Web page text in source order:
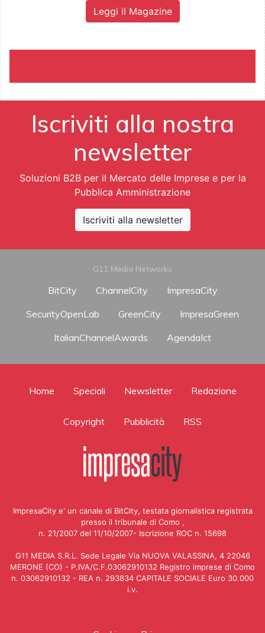
Leggi il Magazine
Iscriviti alla nostra
newsletter
Soluzioni B2B per il Mercato delle Imprese e per la
Pubblica Amministrazione
Iscriviti alla newsletter
G11 Media Networks
BitCity ChannelCity
ImpresaCity
SecurityOpenLab
GreenCity
ImpresaGreen
ItalianChannelAwards
AgendaIct
Home Speciali Newsletter Redazione
Copyright Pubblicità RSS
ImpresaCity e' un canale di BitCity, testata giornalistica registrata
presso il tribunale di Como ,
n. 21/2007 del 11/10/2007- Iscrizione ROC n. 15698
G11 MEDIA S.R.L. Sede Legale Via NUOVA VALASSINA, 4 22046
MERONE (CO) - P.IVA/C.F.03062910132 Registro imprese di Como
n. 03062910132 - REA n. 293834 CAPITALE SOCIALE Euro 30.000
i.v.